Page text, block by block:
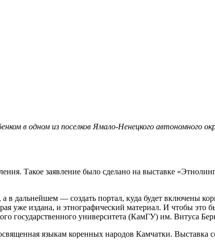
в одном из поселков Ямало-Ненецкого
Такое заявление было сделано на выставке
дальнейшем — создать портал, куда будет включены
уже издана, и этнографический материал. И чтобы
государственного университета (КамГУ) им. Витуса
языкам коренных народов Камчатки. Выставка